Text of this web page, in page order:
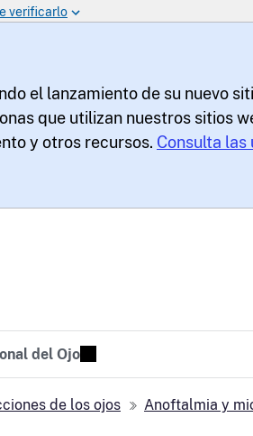
el lanzamiento de su nuevo
que utilizan nuestros sitios
y otros recursos. Consulta
del Ojo
de los ojos Anoftalmia y